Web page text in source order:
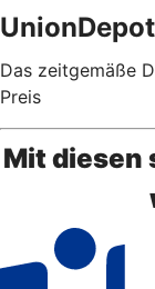
Das zeitgemäße
Preis
Mit diesen